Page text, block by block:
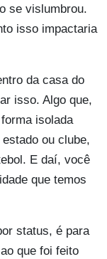
se vislumbrou.
isso impactaria
da casa do
isso. Algo que,
isolada
ou clube,
E daí, você
que temos
status, é para
que foi feito